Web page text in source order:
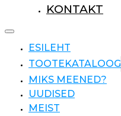
KONTAKT
ESILEHT
TOOTEKATALOOG
MIKS MEENED?
UUDISED
MEIST